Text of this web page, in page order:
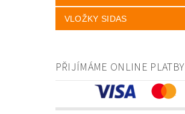
VLOŽKY SIDAS
PŘIJÍMÁME ONLINE PLATBY